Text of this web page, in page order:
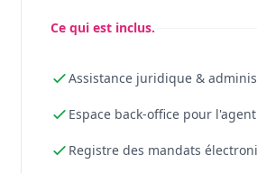
Ce qui est inclus.
Assistance juridique &
Espace back-office pour l'agent
Registre des mandats